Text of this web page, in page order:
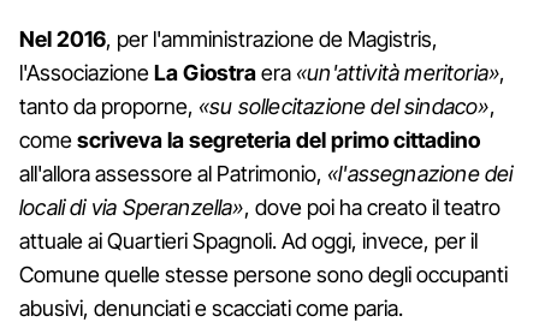
Nel 2016, per l'amministrazione de Magistris,
l'AssociazioneLa Giostraera «un'attività meritoria»,
tanto da proporne, «su sollecitazione del sindaco»,
comescriveva la segreteria del primo cittadino
all'allora assessore al Patrimonio, «l'assegnazione dei
locali di via Speranzella», dove poi ha creato il teatro
attuale ai Quartieri Spagnoli. Ad oggi, invece, per il
Comune quelle stesse persone sono degli occupanti
abusivi, denunciati e scacciati come paria.